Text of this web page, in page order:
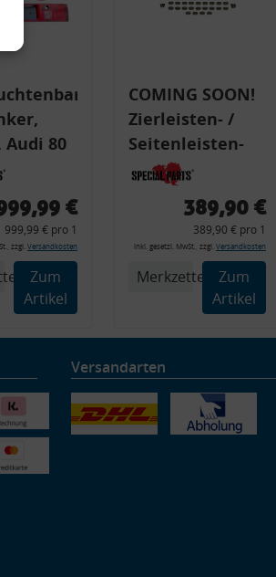
Audi 80
89,
+
€
999,99 € pro 1
zzgl. Versandkosten
Zum
Artikel
COMING SOON!
Zierleisten- /
Seitenleisten-
Set, Audi 80
Cabrio, Coupe,
Zierleiste, 2x
Kappe, Clipse,
Montagewerkzeug)
389,90 €
389,90 € pro 1
inkl. gesetzl. MwSt., zzgl. Versandkosten
Merkzettel
Zum
Artikel
Versandarten